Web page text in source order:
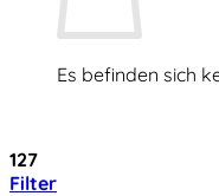
Es befinden sich
127
Filter